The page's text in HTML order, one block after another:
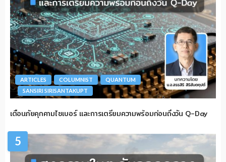
ARTICLES COLUMNIST
QUANTUM
SANSIRI SIRISANTAKUPT
เตือนภัยคุกคามไซเบอร์ และการเตรียมความพร้อมก่อนถึงวัน Q-Day
5